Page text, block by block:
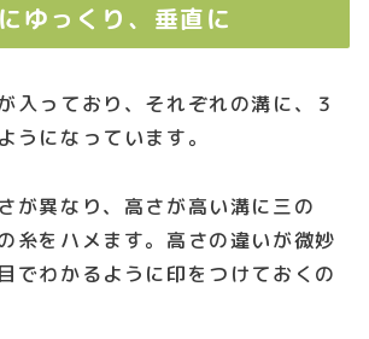
ゆっくり、垂直に
入っており、それぞれの溝に、３
うになっています。
が異なり、高さが高い溝に三の
糸をハメます。高さの違いが微妙
でわかるように印をつけておくの